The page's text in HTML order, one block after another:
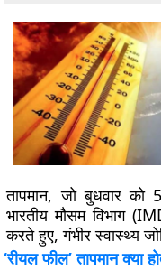
तापमान, जो बुधवार
भारतीय मौसम विभाग
करते हुए, गंभीर स्वास्थ्य
‘रीयल फील’ तापमान क्या